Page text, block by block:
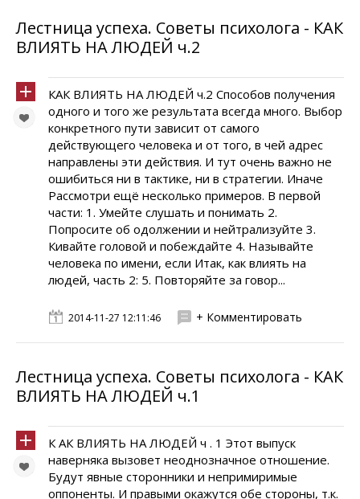
Лестница успеха. Советы психолога - КАК
ВЛИЯТЬ НА ЛЮДЕЙ ч.2
КАК ВЛИЯТЬ НА ЛЮДЕЙ ч.2 Способов получения
одного и того же результата всегда много. Выбор
конкретного пути зависит от самого
действующего человека и от того, в чей адрес
направлены эти действия. И тут очень важно не
ошибиться ни в тактике, ни в стратегии. Иначе
Рассмотри ещё несколько примеров. В первой
части: 1. Умейте слушать и понимать 2.
Попросите об одолжении и нейтрализуйте 3.
Кивайте головой и побеждайте 4. Называйте
человека по имени, если Итак, как влиять на
людей, часть 2: 5. Повторяйте за говор...
2014-11-27 12:11:46 + Комментировать
Лестница успеха. Советы психолога - КАК
ВЛИЯТЬ НА ЛЮДЕЙ ч.1
К АК ВЛИЯТЬ НА ЛЮДЕЙ ч . 1 Этот выпуск
наверняка вызовет неоднозначное отношение.
Будут явные сторонники и непримиримые
оппоненты. И правыми окажутся обе стороны, т.к.